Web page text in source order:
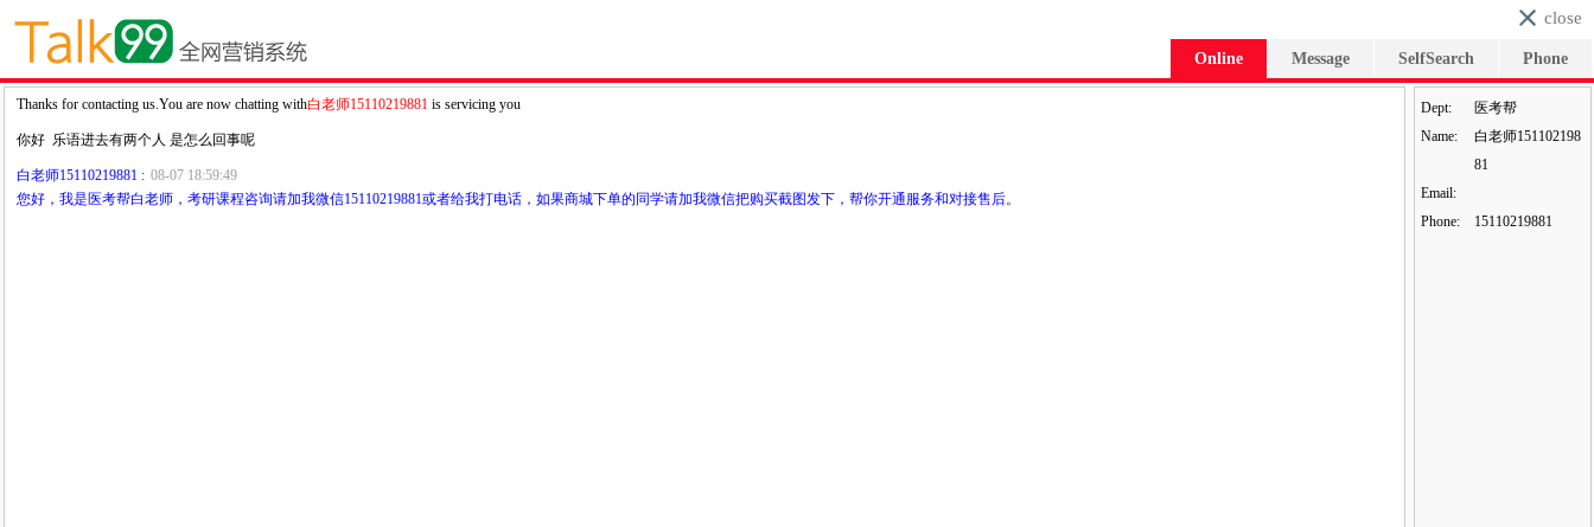
close
Phone
SelfSearch
Message
Online
Thanks for contacting us.You are now chatting with白老师15110219881 is servicing you
你好 乐语进去有两个人 是怎么回事呢
白老师15110219881 : 08-07 18:59:49
您好，我是医考帮白老师，考研课程咨询请加我微信15110219881或者给我打电话，如果商城下单的同学请加我微信把购买截图发下，帮你开通服务和对接售后。
Dept:
医考帮
Name:
白老师151102198
81
Email:
Phone:
15110219881